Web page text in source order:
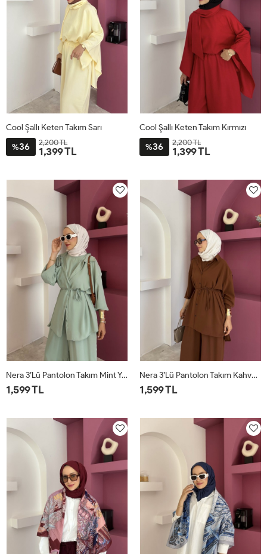
Cool Şallı Keten Takım Sarı
%36 2,200 TL
1,399 TL
Cool Şallı Keten Takım Kırmızı
%36 2,200 TL
1,399 TL
Nera 3’lü Pantolon Takım Mint Yeşili
1,599 TL
Nera 3’lü Pantolon Takım Kahverengi
1,599 TL